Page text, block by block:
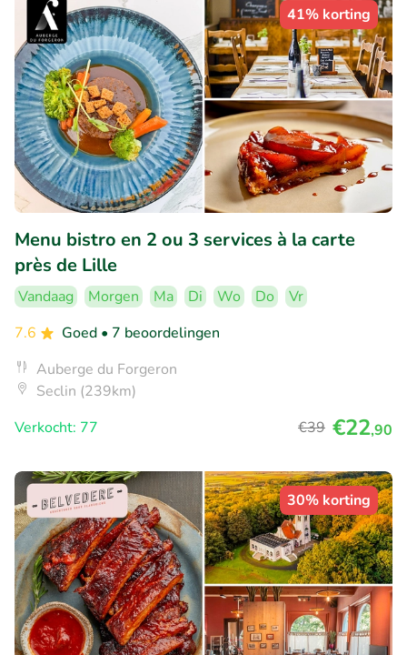
41% korting
Menu bistro en 2 ou 3 services à la carte
près de Lille
Vandaag Morgen Ma Di Wo Do
Vr
7.6
Goed • 7 beoordelingen
Auberge du Forgeron
Seclin (239km)
Verkocht: 77
€39 €22,90
30% korting